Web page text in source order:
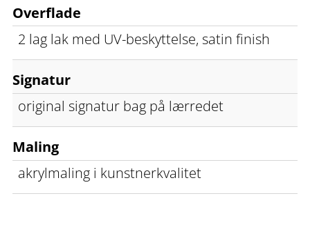
Overflade
2 lag lak med UV-beskyttelse, satin finish
Signatur
original signatur bag på lærredet
Maling
akrylmaling i kunstnerkvalitet